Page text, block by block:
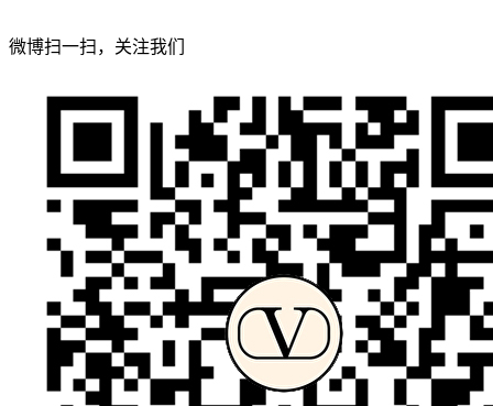
微博扫一扫，关注我们